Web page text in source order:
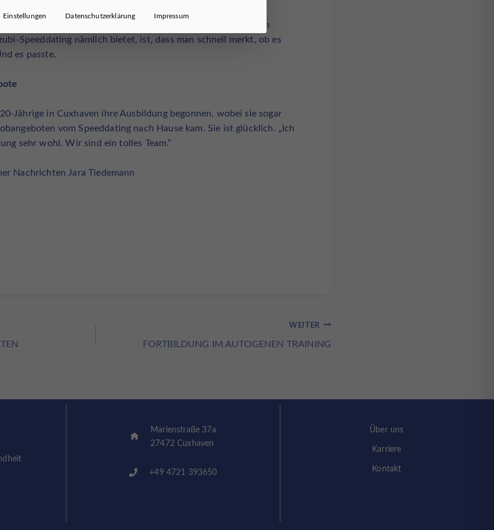
ein Kaufmann für Büromanagement. Die Chemie
füreinander bestimmt“, sagt Ausbilderin Annett Hancken. Ein
Speeddating nämlich bietet, ist, dass man schnell merkt, ob es
es passte.
Jährige in Cuxhaven ihre Ausbildung begonnen, wobei sie sogar
vom Speeddating nach Hause kam. Sie ist glücklich. „Ich
sehr wohl. Wir sind ein tolles Team.”
Nachrichten Jara Tiedemann
WEITER
FORTBILDUNG IM AUTOGENEN TRAINING
Marienstraße 37a
27472 Cuxhaven
+49 4721 393650
Über uns
Karriere
Kontakt
Einstellungen Datenschutzerklärung Impressum